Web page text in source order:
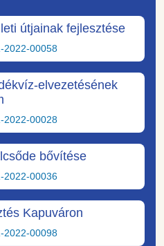
útjainak fejlesztése
2022-00058
elvezetésének
2022-00028
bővítése
2022-00036
Kapuváron
2022-00098